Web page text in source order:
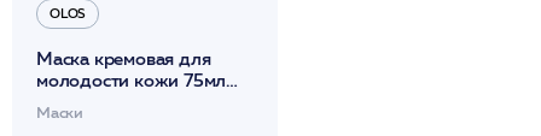
OLOS
Маска кремовая для
молодости кожи 75мл
/OLOS
Маски